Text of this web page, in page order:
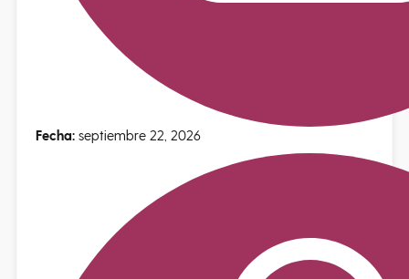
Fecha: septiembre 22, 2026